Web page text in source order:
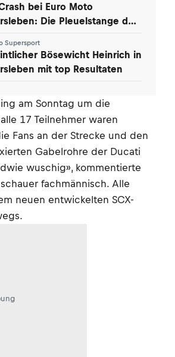
bei Euro Moto
Die Pleuelstange der
Supersport
Bösewicht Heinrich in
mit top Resultaten
am Sonntag um die
17 Teilnehmer waren
Fans an der Strecke und den
Gabelrohre der Ducati
wuschig», kommentierte
fachmännisch. Alle
neuen entwickelten SCX-